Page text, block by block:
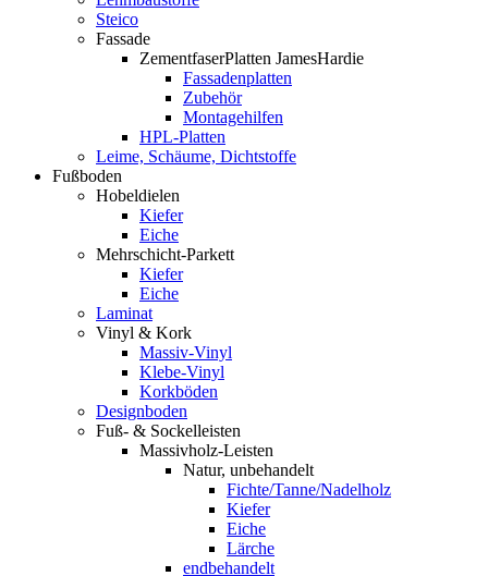
Steico
Fassade
ZementfaserPlatten JamesHardie
Fassadenplatten
Zubehör
Montagehilfen
HPL-Platten
Leime, Schäume, Dichtstoffe
Fußboden
Hobeldielen
Kiefer
Eiche
Mehrschicht-Parkett
Kiefer
Eiche
Laminat
Vinyl & Kork
Massiv-Vinyl
Klebe-Vinyl
Korkböden
Designboden
Fuß- & Sockelleisten
Massivholz-Leisten
Natur, unbehandelt
Fichte/Tanne/Nadelholz
Kiefer
Eiche
Lärche
endbehandelt